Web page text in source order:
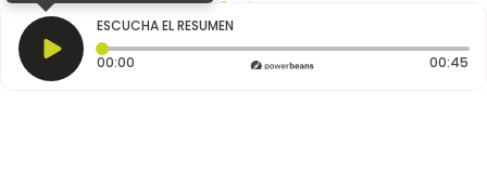
ESCUCHA EL RESUMEN
00:00 Tiempo transcurrido: 0 segundos 00:45